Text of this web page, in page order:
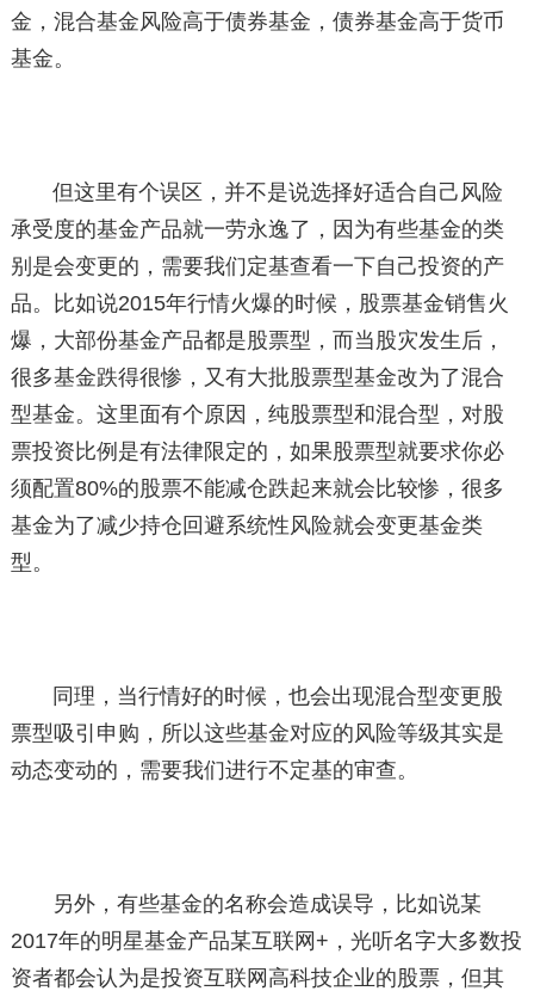
金，混合基金风险高于债券基金，债券基金高于货币
基金。
但这里有个误区，并不是说选择好适合自己风险
承受度的基金产品就一劳永逸了，因为有些基金的类
别是会变更的，需要我们定基查看一下自己投资的产
品。比如说2015年行情火爆的时候，股票基金销售火
爆，大部份基金产品都是股票型，而当股灾发生后，
很多基金跌得很惨，又有大批股票型基金改为了混合
型基金。这里面有个原因，纯股票型和混合型，对股
票投资比例是有法律限定的，如果股票型就要求你必
须配置80%的股票不能减仓跌起来就会比较惨，很多
基金为了减少持仓回避系统性风险就会变更基金类
型。
同理，当行情好的时候，也会出现混合型变更股
票型吸引申购，所以这些基金对应的风险等级其实是
动态变动的，需要我们进行不定基的审查。
另外，有些基金的名称会造成误导，比如说某
2017年的明星基金产品某互联网+，光听名字大多数投
资者都会认为是投资互联网高科技企业的股票，但其